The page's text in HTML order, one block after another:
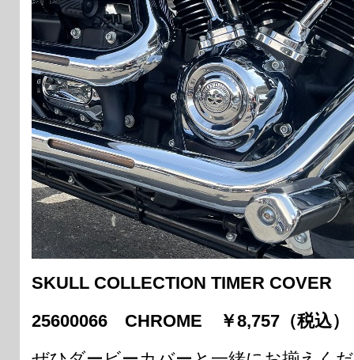
SKULL COLLECTION TIMER COVER
25600066 CHROME ￥8,757（税込）